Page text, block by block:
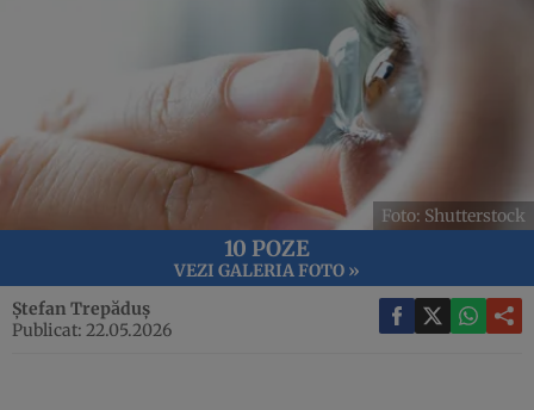
Foto: Shutterstock
10 POZE
VEZI GALERIA FOTO »
Ștefan Trepăduș
Publicat: 22.05.2026